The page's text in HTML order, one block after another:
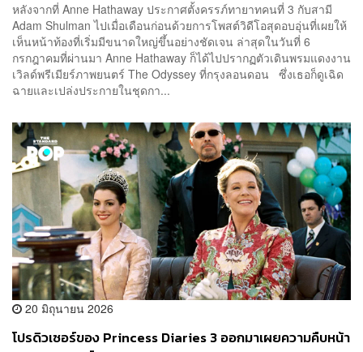
หลังจากที่ Anne Hathaway ประกาศตั้งครรภ์ทายาทคนที่ 3 กับสามี
Adam Shulman ไปเมื่อเดือนก่อนด้วยการโพสต์วิดีโอสุดอบอุ่นที่เผยให้
เห็นหน้าท้องที่เริ่มมีขนาดใหญ่ขึ้นอย่างชัดเจน ล่าสุดในวันที่ 6
กรกฎาคมที่ผ่านมา Anne Hathaway ก็ได้ไปปรากฏตัวเดินพรมแดงงาน
เวิลด์พรีเมียร์ภาพยนตร์ The Odyssey ที่กรุงลอนดอน ซึ่งเธอก็ดูเฉิด
ฉายและเปล่งประกายในชุดกา...
20 มิถุนายน 2026
โปรดิวเซอร์ของ Princess Diaries 3 ออกมาเผยความคืบหน้า